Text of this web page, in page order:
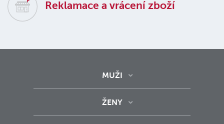
Reklamace a vrácení zboží
MUŽI
ŽENY